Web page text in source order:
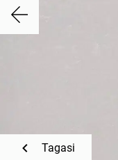
Tagasi